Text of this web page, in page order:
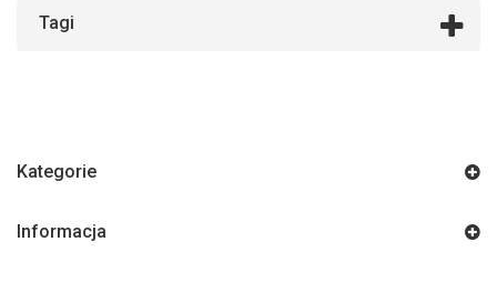
Tagi
Kategorie
Informacja